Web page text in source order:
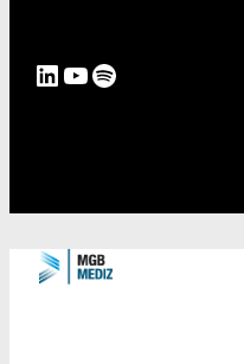
LinkedIn
YouTube
Spotify